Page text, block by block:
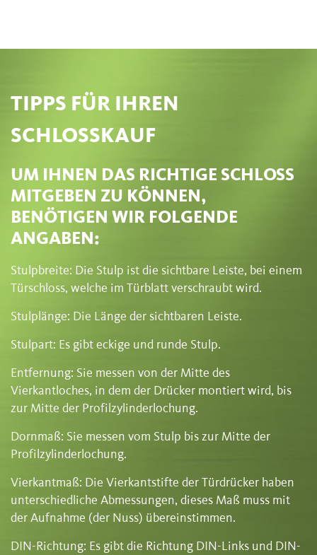
TIPPS FÜR IHREN
SCHLOSSKAUF
UM IHNEN DAS RICHTIGE SCHLOSS
MITGEBEN ZU KÖNNEN,
BENÖTIGEN WIR FOLGENDE
ANGABEN:
Stulpbreite: Die Stulp ist die sichtbare Leiste, bei einem
Türschloss, welche im Türblatt verschraubt wird.
Stulplänge: Die Länge der sichtbaren Leiste.
Stulpart: Es gibt eckige und runde Stulp.
Entfernung: Sie messen von der Mitte des
Vierkantloches, in dem der Drücker montiert wird, bis
zur Mitte der Profilzylinderlochung.
Dornmaß: Sie messen vom Stulp bis zur Mitte der
Profilzylinderlochung.
Vierkantmaß: Die Vierkantstifte der Türdrücker haben
unterschiedliche Abmessungen, dieses Maß muss mit
der Aufnahme (der Nuss) übereinstimmen.
DIN-Richtung: Es gibt die Richtung DIN-Links und DIN-